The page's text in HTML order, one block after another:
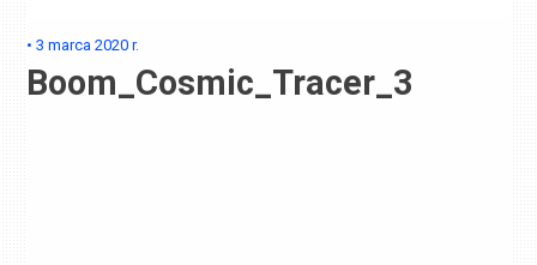
•3 marca 2020 r.
Boom_Cosmic_Tracer_3